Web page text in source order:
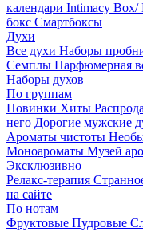
календари Intimacy Box/
бокс Смартбоксы
Духи
Все духи Наборы
Семплы Парфюмерная
Наборы духов
По группам
Новинки Хиты
него Дорогие мужские
Ароматы чистоты
Моноароматы Музей
Эксклюзивно
Релакс-терапия
на сайте
По нотам
Фруктовые Пудровые